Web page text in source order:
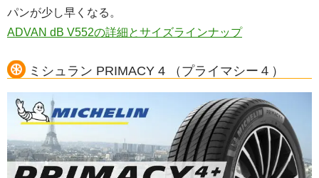
パンが少し早くなる。
ADVAN dB V552の詳細とサイズラインナップ
ミシュラン PRIMACY 4 （プライマシー４）